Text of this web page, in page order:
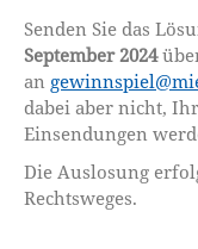
Senden Sie das
September 2024
an
dabei aber nicht,
Einsendungen
Die Auslosung
Rechtsweges.